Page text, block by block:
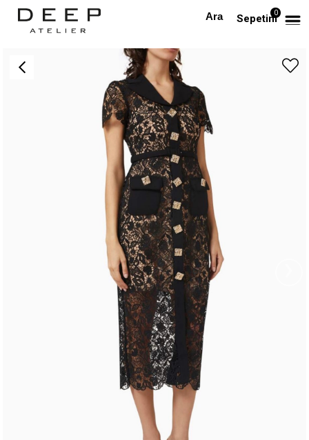
Sepetim0
Anasayfa TÜM ELBİSELER Düğmeli Dantel Midi Boy Tasarım Elbise